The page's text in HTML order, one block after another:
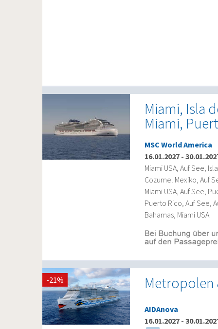
Miami, Isla
Miami,
MSC World America
16.01.2027 -
Miami USA, Auf See,
Cozumel Mexiko, Auf
Miami USA, Auf See,
Puerto Rico, Auf See,
Bahamas, Miami USA
Metropolen
AIDAnova
16.01.2027 -
-21%